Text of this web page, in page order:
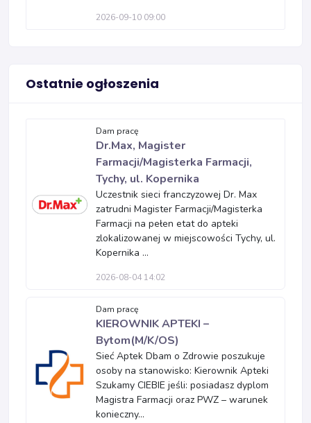
2026-09-10 09:00
Ostatnie ogłoszenia
Dam pracę
Dr.Max, Magister
Farmacji/Magisterka Farmacji,
Tychy, ul. Kopernika
Uczestnik sieci franczyzowej Dr. Max
zatrudni Magister Farmacji/Magisterka
Farmacji na pełen etat do apteki
zlokalizowanej w miejscowości Tychy, ul.
Kopernika ...
2026-08-04 14:02
Dam pracę
KIEROWNIK APTEKI –
Bytom(M/K/OS)
Sieć Aptek Dbam o Zdrowie poszukuje
osoby na stanowisko: Kierownik Apteki
Szukamy CIEBIE jeśli: posiadasz dyplom
Magistra Farmacji oraz PWZ – warunek
konieczny...